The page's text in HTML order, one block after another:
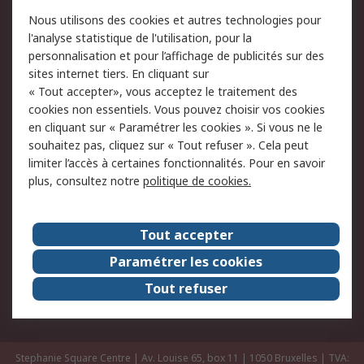
Retours
Support technique
Track & trace
Legal
Politique de cookies
Sécurité des e-mails
Politique de protection
des données - Mise à
jour
Conditions générales
de vente
A propos de RS
Le groupe RS Group
A propos de RS
RS dans le monde
Travaillez chez RS
ESG
Stephanie Square Centre | Av. Louise 65, box 11 | 1050 Bruxelles | TVA:
Nous utilisons des cookies et autres technologies pour
l'analyse statistique de l'utilisation, pour la
personnalisation et pour l’affichage de publicités sur des
sites internet tiers. En cliquant sur
« Tout accepter», vous acceptez le traitement des
cookies non essentiels. Vous pouvez choisir vos cookies
en cliquant sur « Paramétrer les cookies ». Si vous ne le
souhaitez pas, cliquez sur « Tout refuser ». Cela peut
limiter l’accès à certaines fonctionnalités. Pour en savoir
plus, consultez notre politique de cookies.
Tout accepter
Paramétrer les cookies
Tout refuser